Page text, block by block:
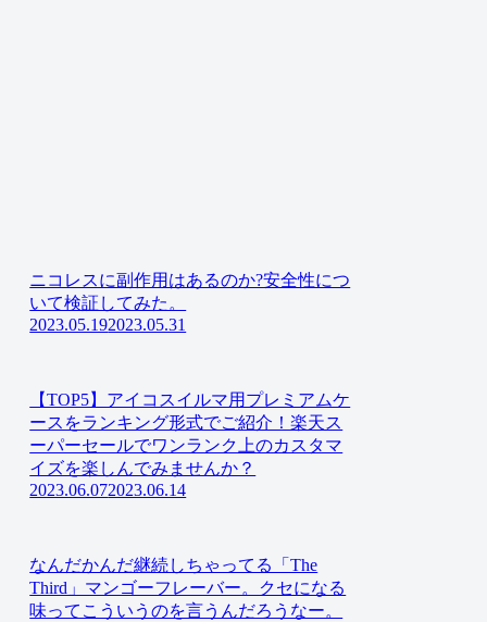
ニコレスに副作用はあるのか?安全性につ
いて検証してみた。
2023.05.192023.05.31
【TOP5】アイコスイルマ用プレミアムケ
ースをランキング形式でご紹介！楽天ス
ーパーセールでワンランク上のカスタマ
イズを楽しんでみませんか？
2023.06.072023.06.14
なんだかんだ継続しちゃってる「The
Third」マンゴーフレーバー。クセになる
味ってこういうのを言うんだろうなー。